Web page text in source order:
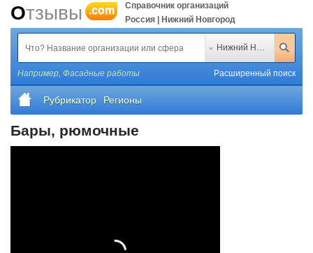
Отзывы .com
Справочник организаций
Россия | Нижний Новгород
Нижний Новгород
Например, Фасадные работы Расширенный поиск
Рубрикатор Регионы
Бары, рюмочные